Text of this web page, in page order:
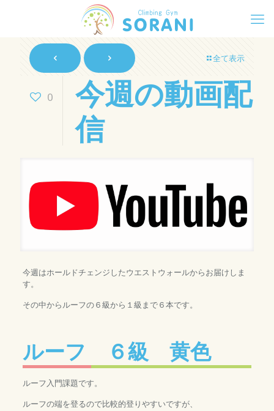
全て表示
0
今週の動画配
信
今週はホールドチェンジしたウエストウォールからお届けしま
す。
その中からルーフの６級から１級まで６本です。
ルーフ ６級 黄色
ルーフ入門課題です。
ルーフの端を登るので比較的登りやすいですが、